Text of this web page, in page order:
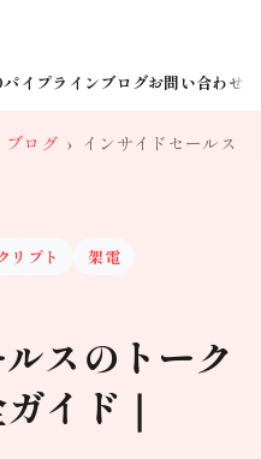
イプラインブログお問い合わせ
ブログ › インサイドセールス
リプト
架電
スのトーク
イド｜